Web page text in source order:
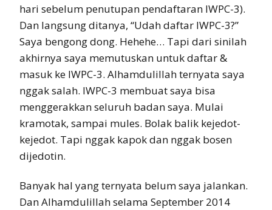
hari sebelum penutupan pendaftaran IWPC-3).
Dan langsung ditanya, “Udah daftar IWPC-3?”
Saya bengong dong. Hehehe… Tapi dari sinilah
akhirnya saya memutuskan untuk daftar &
masuk ke IWPC-3. Alhamdulillah ternyata saya
nggak salah. IWPC-3 membuat saya bisa
menggerakkan seluruh badan saya. Mulai
kramotak, sampai mules. Bolak balik kejedot-
kejedot. Tapi nggak kapok dan nggak bosen
dijedotin.
Banyak hal yang ternyata belum saya jalankan.
Dan Alhamdulillah selama September 2014